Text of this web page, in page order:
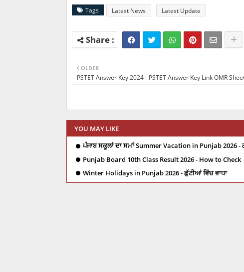
Tags Latest News Latest Update
OLDER
PSTET Answer Key 2024 - PSTET Answer Key Link OMR
YOU MAY LIKE
ਪੰਜਾਬ ਸਕੂਲਾਂ ਦਾ ਸਮਾਂ Summer Vacation in Punjab
Punjab Board 10th Class Result 2026 - How to Check
Winter Holidays in Punjab 2026 - ਛੁੱਟੀਆਂ ਵਿੱਚ ਵਾਧਾ